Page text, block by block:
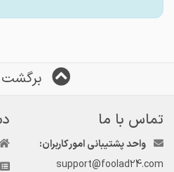
برگشت
تماس با ما
واحد پشتیبانی امور کاربران:
support@foolad24.com